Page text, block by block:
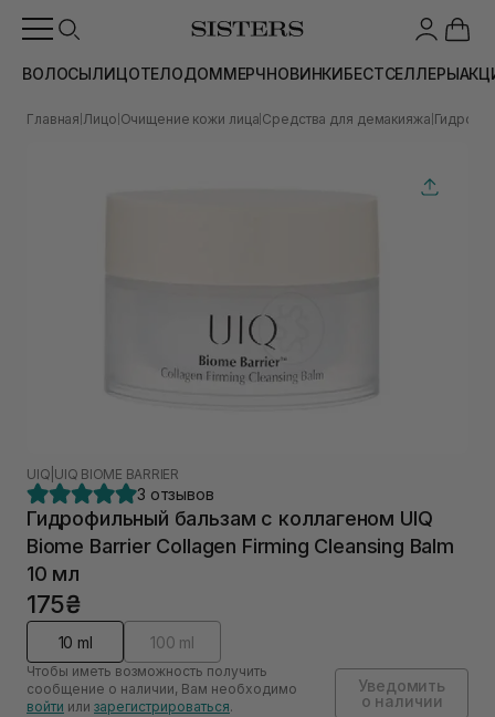
ВОЛОСЫЛИЦОТЕЛОДОММЕРЧНОВИНКИБЕСТСЕЛЛЕРЫ
Главная Лицо Очищение кожи лица Средства для демакияжа
UIQ UIQ BIOME BARRIER
3 отзывов
Гидрофильный бальзам с коллагеном UIQ
Biome Barrier Collagen Firming Cleansing Balm
10 мл
175₴
10 ml 100 ml
Чтобы иметь возможность получить
сообщение о наличии, Вам необходимо
войти или зарегистрироваться.
Уведомить
о наличии